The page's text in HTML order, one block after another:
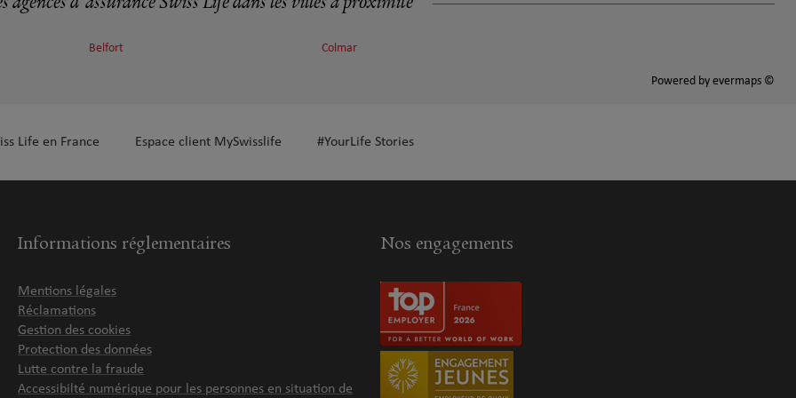
Belfort Colmar
Powered by evermaps ©
Life en France Espace client MySwisslife #YourLife Stories
Informations réglementaires
Mentions légales
Réclamations
Gestion des cookies
Protection des données
Lutte contre la fraude
Accessibilté numérique pour les personnes en situation de
Nos engagements